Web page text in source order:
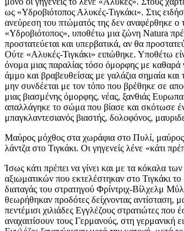
ως «Υδροβιότοπος Αλυκές-Τιγκάκι». Στις
ανεύρεση του πτώματός της δεν αναφέρθηκε ο
«Υδροβιότοπος», υποθέτω μια ζώνη Natura
προστατεύεται και υπερβατικά, αν θα
Ούτε «Αλυκές-Τιγκάκι» ειπώθηκε. Υποθέτω
όνομα μιας παραλίας τόσο όμορφης με καθαρά
άμμο και βραβευθείσας με γαλάζια σημαία και
μην συνδέεται με τον τόπο που βρέθηκε σε
μιας βιασμένης όμορφης, νέας, ξανθιάς
απαλλάγηκε το σώμα που βίασε και σκότωσε
μπαγκλαντεσιανός βιαστής, δολοφόνος,
Μαύρος μόχθος στα χωράφια στο Πυλί,
λάντζα στο Τιγκάκι. Οι γηγενείς λένε «κάτι
Ίσως κάτι πρέπει να γίνει και με τα κόκαλα
αξιωματικών που εκτελέστηκαν στο Τιγκάκι το
διαταγάς του στρατηγού Φρίντριχ-Βίλχελμ
θεωρήθηκαν προδότες δείχνοντας αντίσταση,
πεντέμισι χιλιάδες Εγγλέζους στρατιώτες που
αναχαιτίσουν τους Γερμανούς, στη γερμανική